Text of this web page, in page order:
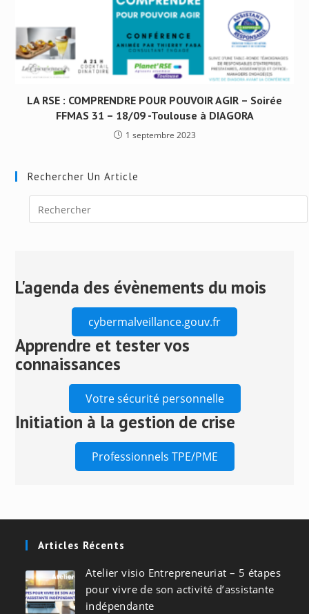
LA RSE : COMPRENDRE POUR POUVOIR AGIR – Soirée
FFMAS 31 – 18/09 -Toulouse à DIAGORA
1 septembre 2023
Rechercher Un Article
close
L'agenda des évènements du mois
cybermalveillance.gouv.fr
Apprendre et tester vos
connaissances
Votre sécurité personnelle
Initiation à la gestion de crise
Professionnels TPE/PME
Articles Récents
Atelier visio Entrepreneuriat – 5 étapes
pour vivre de son activité d’assistante
indépendante